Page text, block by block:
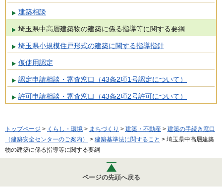
建築相談
埼玉県中高層建築物の建築に係る指導等に関する要綱
埼玉県小規模住戸形式の建築に関する指導指針
仮使用認定
認定申請相談・審査窓口（43条2項1号認定について）
許可申請相談・審査窓口（43条2項2号許可について）
トップページ > くらし・環境 > まちづくり > 建築・不動産 > 建築の手続き窓口
（建築安全センターのご案内）
> 建築基準法に関すること > 埼玉県中高層建築
物の建築に係る指導等に関する要綱
ページの先頭へ戻る